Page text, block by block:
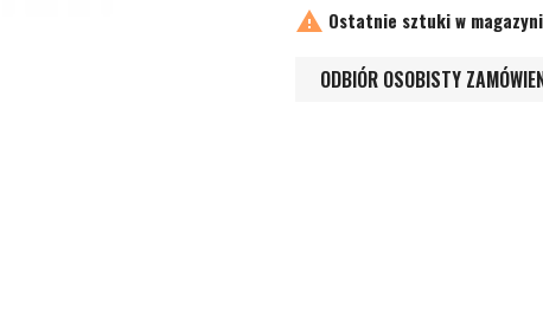
 Ostatnie sztuki w
ODBIÓR OSOBISTY